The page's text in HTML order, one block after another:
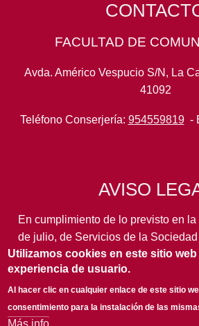
FACULTAD DE
Avda. Américo Vespucio S/N, La
41092
Teléfono Conserjería: 954559819-
AVISO
En cumplimiento de lo previsto en
de julio, de Servicios de la
de Comercio Electrónico, así como
legal aplicación, se pone en
usuarios de este portal de la
siguientes datos de información
Utilizamos cookies en este sitio
experiencia de usuario.
Al hacer clic en cualquier enlace de este sitio
consentimiento para la instalación de las
Más info